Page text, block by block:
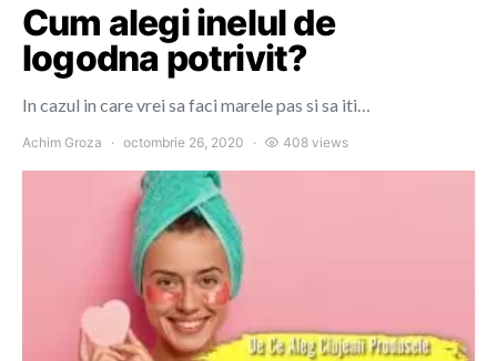
Cum alegi inelul de
logodna potrivit?
In cazul in care vrei sa faci marele pas si sa iti…
Achim Groza octombrie 26, 2020 408 views